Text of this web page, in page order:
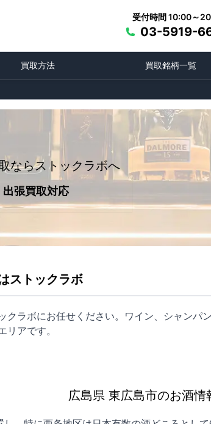
受付時間 10:00～
03-5919-
買取方法 買取銘柄一覧
ならストックラボへ
張買取対応
ストックラボ
クラボにお任せください。ワイン、シャンパ
リアです。
広島県 東広島市のお酒情